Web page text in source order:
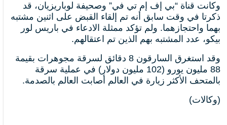
وكانت قناة “بي إف إم تي في” وصحيفة لوباريزيان، قد
ذكرتا في وقت سابق أنه تم إلقاء القبض على اثنين مشتبه
بهما واحتجازهما. ولم تؤكد ممثلة الادعاء في باريس لور
بيكو، عدد المشتبه بهم الذين تم اعتقالهم.
وقد استغرق السارقون 8 دقائق لسرقة مجوهرات بقيمة
88 مليون يورو (102 مليون دولار) في عملية سرقة
بالمتحف الأكثر زيارة في العالم أصابت العالم بالصدمة.
(وكالات)